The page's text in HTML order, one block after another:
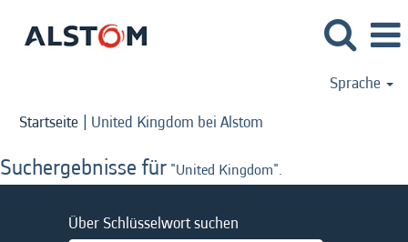
Sprache
Startseite | United Kingdom bei Alstom
Suchergebnisse für "United Kingdom".
Über Schlüsselwort suchen